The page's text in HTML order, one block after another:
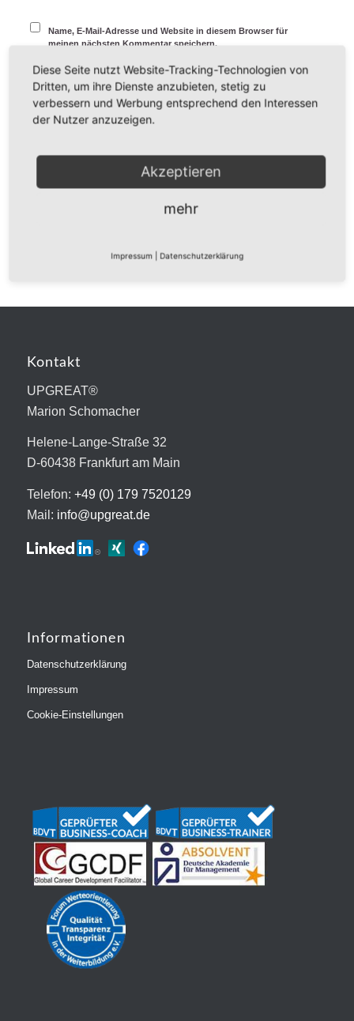
Name, E-Mail-Adresse und Website in diesem Browser für
meinen nächsten Kommentar speichern.
Kontakt
UPGREAT®
Marion Schomacher
Helene-Lange-Straße 32
D-60438 Frankfurt am Main
Telefon: +49 (0) 179 7520129
Mail: info@upgreat.de
Informationen
Datenschutzerklärung
Impressum
Cookie-Einstellungen
Diese Seite nutzt Website-Tracking-Technologien von
Dritten, um ihre Dienste anzubieten, stetig zu
verbessern und Werbung entsprechend den Interessen
der Nutzer anzuzeigen.
Akzeptieren
mehr
Impressum Datenschutzerklärung